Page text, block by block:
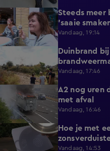
1:17
Steeds meer
'saaie
Vandaag, 19:14
Duinbrand
Vandaag, 17:46
A2 nog uren
met afval
Vandaag, 16:46
1:21
Hoe je met
Vandaag, 14:53